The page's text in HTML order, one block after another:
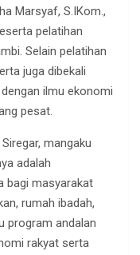
Marsyaf, S.IKom.,
pelatihan
Selain pelatihan
juga dibekali
ilmu ekonomi
pesat.
mangaku
adalah
bagi masyarakat
rumah ibadah,
program andalan
rakyat serta